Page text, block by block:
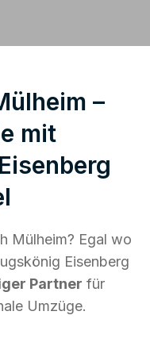
–
mit
Mülheim? Egal wo
Eisenberg
Partner für
Umzüge.